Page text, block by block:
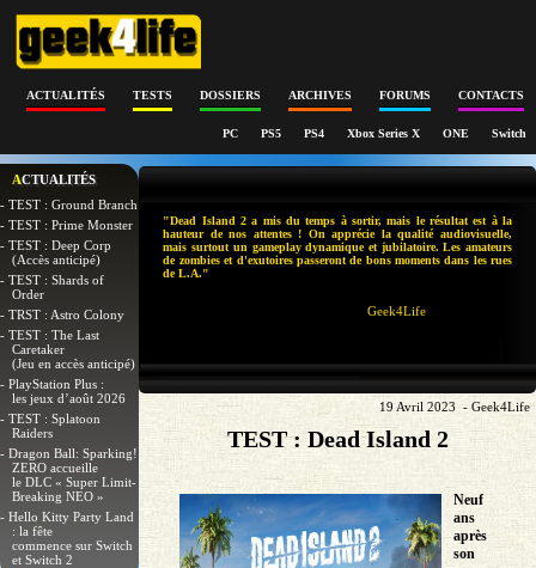
ACTUALITÉS TESTS DOSSIERS ARCHIVES FORUMS CONTACTS
PC PS5 PS4 Xbox Series X ONE Switch
ACTUALITÉS
- TEST : Ground Branch
- TEST : Prime Monster
- TEST : Deep Corp
(Accès anticipé)
- TEST : Shards of
Order
- TRST : Astro Colony
- TEST : The Last
Caretaker
(Jeu en accès anticipé)
- PlayStation Plus :
les jeux d’août 2026
- TEST : Splatoon
Raiders
- Dragon Ball: Sparking!
ZERO accueille
le DLC « Super Limit-
Breaking NEO »
- Hello Kitty Party Land
: la fête
commence sur Switch
et Switch 2
"Dead Island 2 a mis du temps à sortir, mais le résultat est à la
hauteur de nos attentes ! On apprécie la qualité audiovisuelle,
mais surtout un gameplay dynamique et jubilatoire. Les amateurs
de zombies et d'exutoires passeront de bons moments dans les rues
de L.A."
Geek4Life
19 Avril 2023 - Geek4Life
TEST : Dead Island 2
Neuf
ans
après
son